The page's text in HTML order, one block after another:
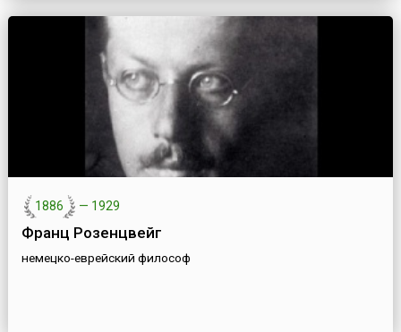
1886 — 1929
Франц Розенцвейг
немецко-еврейский философ